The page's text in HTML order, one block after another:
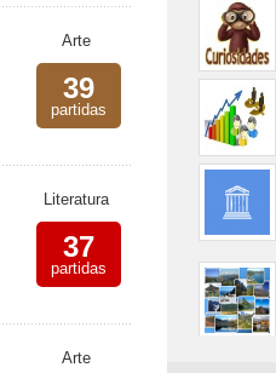
Arte
39
partidas
Literatura
37
partidas
Arte